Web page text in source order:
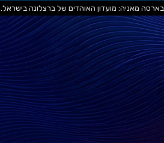
בארסה מאניה: מועדון האוהדים של ברצלונה בישראל. 1999-2026. כל הזכויות שמורות